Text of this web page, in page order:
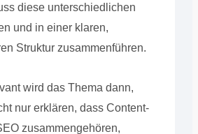
diese unterschiedlichen
und in einer klaren,
Struktur zusammenführen.
wird das Thema dann,
nur erklären, dass Content-
zusammengehören,